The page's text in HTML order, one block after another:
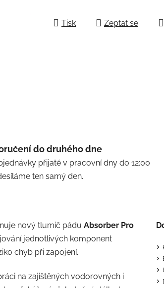
Tisk Zeptat se
do druhého dne
přijaté v pracovní dny do 12:00
ten samý den.
nový tlumič pádu Absorber Pro
jednotlivých komponent
chyb při zapojení.
na zajištěných vodorovných i